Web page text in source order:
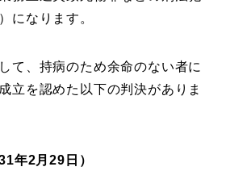
になります。
て、持病のため余命のない者に
立を認めた以下の判決がありま
年2月29日）